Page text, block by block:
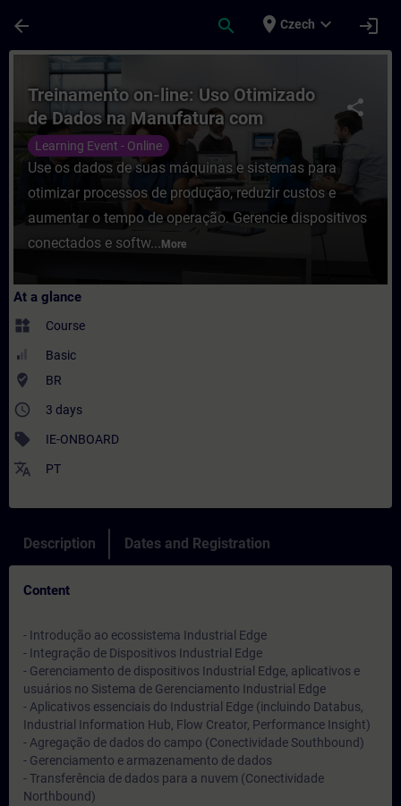
arrow_back search place Czech expand_more login
Course - Treinamento on-line: Uso
share
Treinamento on-line: Uso Otimizado
de Dados na Manufatura com
Industrial Edge
Learning Event - Online
Use os dados de suas máquinas e sistemas para
otimizar processos de produção, reduzir custos e
aumentar o tempo de operação. Gerencie dispositivos
conectados e softw... More
At a glance
widgets Course
Basic
where_to_vote BR
access_time 3 days
sell IE-ONBOARD
translate PT
Description Dates and Registration
Content
- Introdução ao ecossistema Industrial Edge
- Integração de Dispositivos Industrial Edge
- Gerenciamento de dispositivos Industrial Edge, aplicativos e
usuários no Sistema de Gerenciamento Industrial Edge
- Aplicativos essenciais do Industrial Edge (incluindo Databus,
Industrial Information Hub, Flow Creator, Performance Insight)
- Agregação de dados do campo (Conectividade Southbound)
- Gerenciamento e armazenamento de dados
- Transferência de dados para a nuvem (Conectividade
Northbound)